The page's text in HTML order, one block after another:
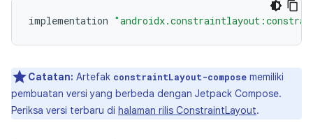
implementation
Catatan: Artefak constraintLayout-compose memiliki
pembuatan versi yang berbeda dengan Jetpack Compose.
Periksa versi terbaru di halaman rilis ConstraintLayout.